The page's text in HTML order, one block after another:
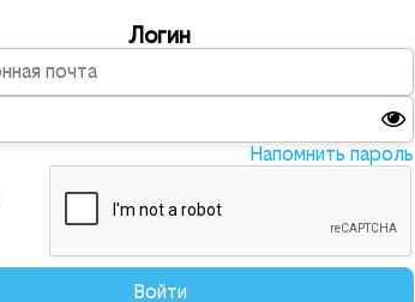
Логин
Напомнить пароль
Войти